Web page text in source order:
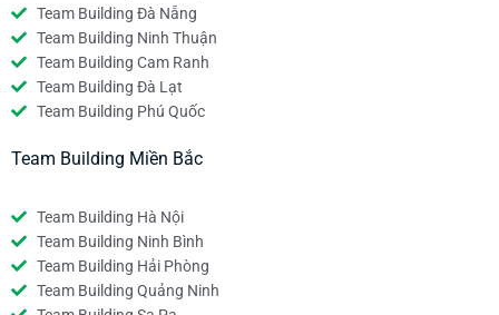
Team Building Đà Nẵng
Team Building Ninh Thuận
Team Building Cam Ranh
Team Building Đà Lạt
Team Building Phú Quốc
Team Building Miền Bắc
Team Building Hà Nội
Team Building Ninh Bình
Team Building Hải Phòng
Team Building Quảng Ninh